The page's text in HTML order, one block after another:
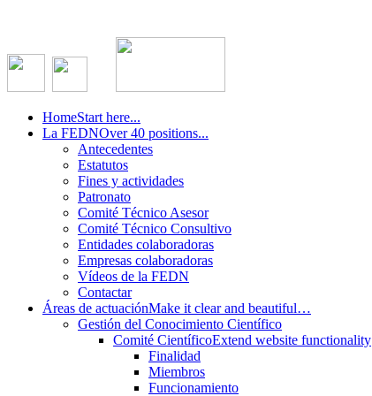
HomeStart here...
La FEDNOver 40 positions...
Antecedentes
Estatutos
Fines y actividades
Patronato
Comité Técnico Asesor
Comité Técnico Consultivo
Entidades colaboradoras
Empresas colaboradoras
Vídeos de la FEDN
Contactar
Áreas de actuaciónMake it clear and beautiful…
Gestión del Conocimiento Científico
Comité CientíficoExtend website functionality
Finalidad
Miembros
Funcionamiento